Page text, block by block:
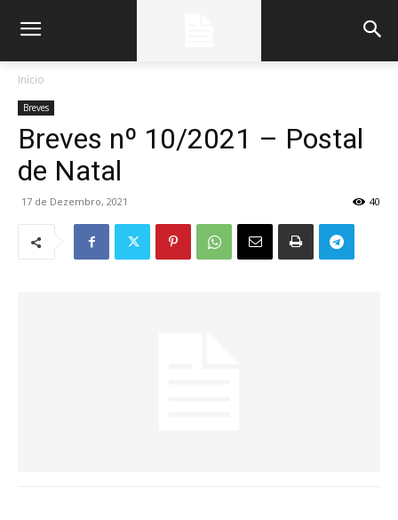
Início
Breves
Breves nº 10/2021 – Postal
de Natal
17 de Dezembro, 2021 40